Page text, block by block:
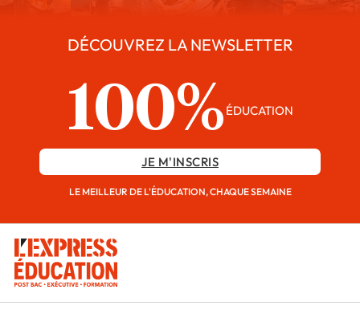
DÉCOUVREZ LA NEWSLETTER
100% ÉDUCATION
JE M'INSCRIS
LE MEILLEUR DE L'ÉDUCATION, CHAQUE SEMAINE